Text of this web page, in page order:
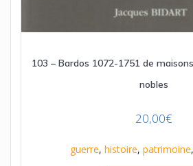
103 – Bardos 1072-1751 de
nobles
20,00€
guerre, histoire, patrimoine,